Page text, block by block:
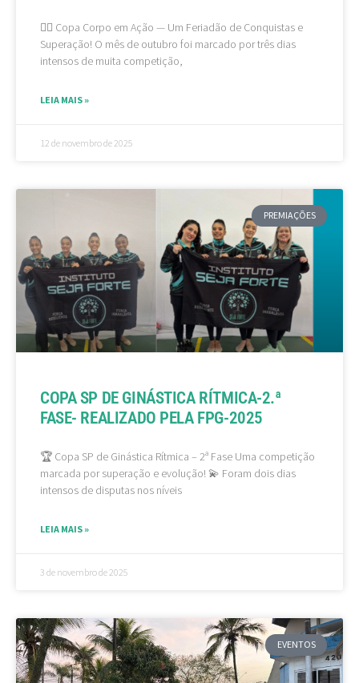
🤸‍♀ Copa Corpo em Ação — Um Feriadão de Conquistas e
Superação! O mês de outubro foi marcado por três dias
intensos de muita competição,
LEIA MAIS »
12 de novembro de 2025
PREMIAÇÕES
COPA SP DE GINÁSTICA RÍTMICA-2.ª
FASE- REALIZADO PELA FPG-2025
🏆 Copa SP de Ginástica Rítmica – 2ª Fase Uma competição
marcada por superação e evolução! 💫 Foram dois dias
intensos de disputas nos níveis
LEIA MAIS »
3 de novembro de 2025
EVENTOS